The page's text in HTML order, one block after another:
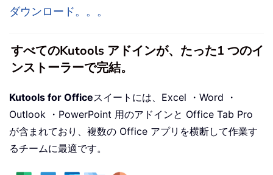
ダウンロード。。。
すべてのKutools アドインが、たった1 つのイ
ンストーラーで完結。
Kutools for Officeスイートには、Excel ・Word ・
Outlook ・PowerPoint 用のアドインと Office Tab Pro
が含まれており、複数の Office アプリを横断して作業す
るチームに最適です。